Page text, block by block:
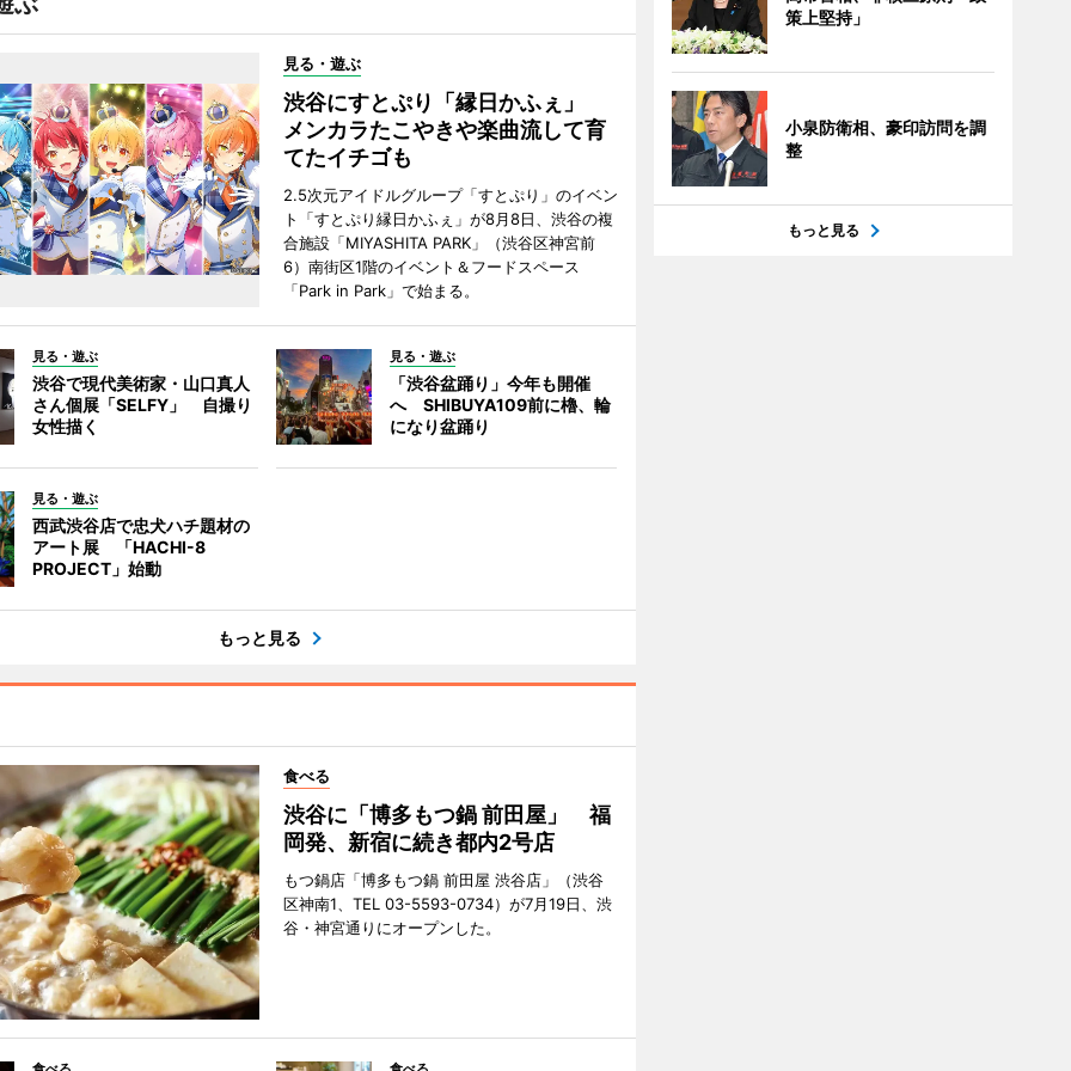
見る・遊ぶ
渋谷にすとぷり「縁日かふぇ」
メンカラたこやきや楽曲流して育
てたイチゴも
2.5次元アイドルグループ「すとぷり」のイベン
ト「すとぷり縁日かふぇ」が8月8日、渋谷の複
合施設「MIYASHITA PARK」（渋谷区神宮前
6）南街区1階のイベント＆フードスペース
「Park in Park」で始まる。
見る・遊ぶ
渋谷で現代美術家・山口真人
さん個展「SELFY」 自撮り
女性描く
見る・遊ぶ
「渋谷盆踊り」今年も開催
へ SHIBUYA109前に櫓、輪
になり盆踊り
見る・遊ぶ
西武渋谷店で忠犬ハチ題材の
アート展 「HACHI-8
PROJECT」始動
もっと見る
食べる
渋谷に「博多もつ鍋 前田屋」 福
岡発、新宿に続き都内2号店
もつ鍋店「博多もつ鍋 前田屋 渋谷店」（渋谷
区神南1、TEL 03-5593-0734）が7月19日、渋
谷・神宮通りにオープンした。
策上堅持」
小泉防衛相、豪印訪問を調
整
もっと見る